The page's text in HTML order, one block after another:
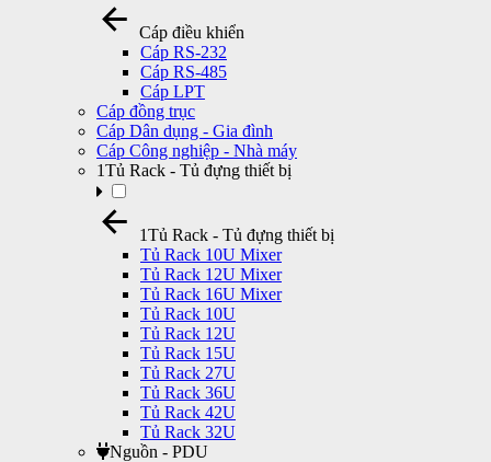
Cáp điều khiển
Cáp RS-232
Cáp RS-485
Cáp LPT
Cáp đồng trục
Cáp Dân dụng - Gia đình
Cáp Công nghiệp - Nhà máy
1Tủ Rack - Tủ đựng thiết bị
1Tủ Rack - Tủ đựng thiết bị
Tủ Rack 10U Mixer
Tủ Rack 12U Mixer
Tủ Rack 16U Mixer
Tủ Rack 10U
Tủ Rack 12U
Tủ Rack 15U
Tủ Rack 27U
Tủ Rack 36U
Tủ Rack 42U
Tủ Rack 32U
Nguồn - PDU